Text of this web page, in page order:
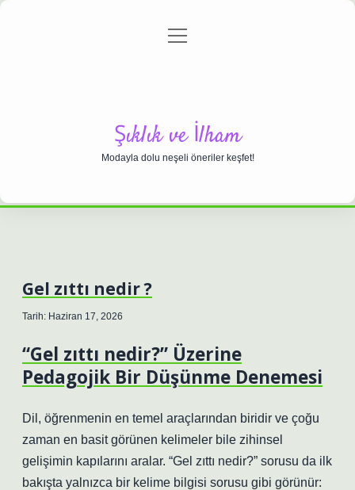
Gizlilik Politikası
menüyü
Şıklık ve İlham
Modayla dolu neşeli öneriler keşfet!
Gel zıttı nedir ?
Tarih: Haziran 17, 2026
“Gel zıttı nedir?” Üzerine
Pedagojik Bir Düşünme Denemesi
Dil, öğrenmenin en temel araçlarından biridir ve çoğu
zaman en basit görünen kelimeler bile zihinsel
gelişimin kapılarını aralar. “Gel zıttı nedir?” sorusu da ilk
bakışta yalnızca bir kelime bilgisi sorusu gibi görünür: